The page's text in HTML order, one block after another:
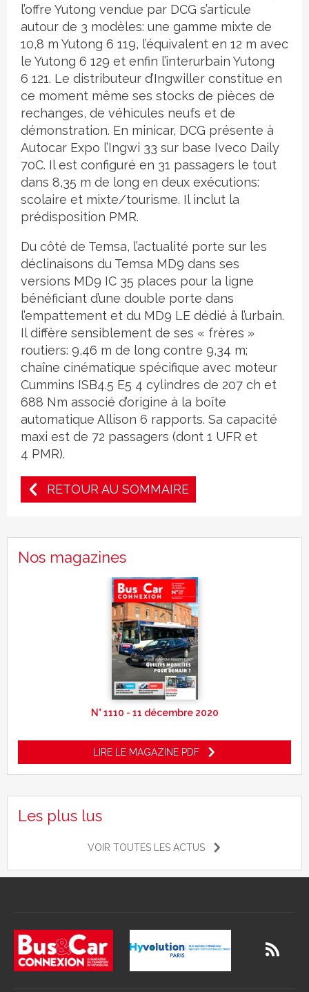
l’offre Yutong vendue par DCG s’articule
autour de 3 modèles: une gamme mixte de
10,8 m Yutong 6 119, l’équivalent en 12 m avec
le Yutong 6 129 et enfin l’interurbain Yutong
6 121. Le distributeur d’Ingwiller constitue en
ce moment même ses stocks de pièces de
rechanges, de véhicules neufs et de
démonstration. En minicar, DCG présente à
Autocar Expo l’Ingwi 33 sur base Iveco Daily
70C. Il est configuré en 31 passagers le tout
dans 8,35 m de long en deux exécutions:
scolaire et mixte/tourisme. Il inclut la
prédisposition PMR.
Du côté de Temsa, l’actualité porte sur les
déclinaisons du Temsa MD9 dans ses
versions MD9 IC 35 places pour la ligne
bénéficiant d’une double porte dans
l’empattement et du MD9 LE dédié à l’urbain.
Il diffère sensiblement de ses « frères »
routiers: 9,46 m de long contre 9,34 m;
chaîne cinématique spécifique avec moteur
Cummins ISB4.5 E5 4 cylindres de 207 ch et
688 Nm associé d’origine à la boîte
automatique Allison 6 rapports. Sa capacité
maxi est de 72 passagers (dont 1 UFR et
4 PMR).
RETOUR AU SOMMAIRE
Nos magazines
N° 1110 - 11 décembre 2020
LIRE LE MAGAZINE PDF
Les plus lus
VOIR TOUTES LES ACTUS